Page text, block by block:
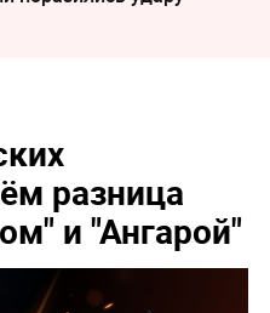
разница
и "Ангарой"